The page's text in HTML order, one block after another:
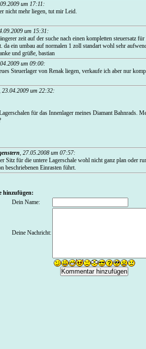
um 17:11:
nicht mehr liegen, tut mir Leid.
um 15:31:
zeit auf der suche nach einen kompletten steuersatz
da ein umbau auf normalen 1 zoll standart wohl sehr
und grüße, bastian
um 09:00:
Steuerlager von Renak liegen, verkaufe ich aber nur
23.04.2009 um 22:32:
für das Innenlager meines Diamant Bahnrads.
, 27.05.2008 um 07:57:
Sitz für die untere Lagerschale wohl nicht ganz plan oder
beschriebenen Einrasten führt.
hinzufügen:
Dein Name:
Deine Nachricht: